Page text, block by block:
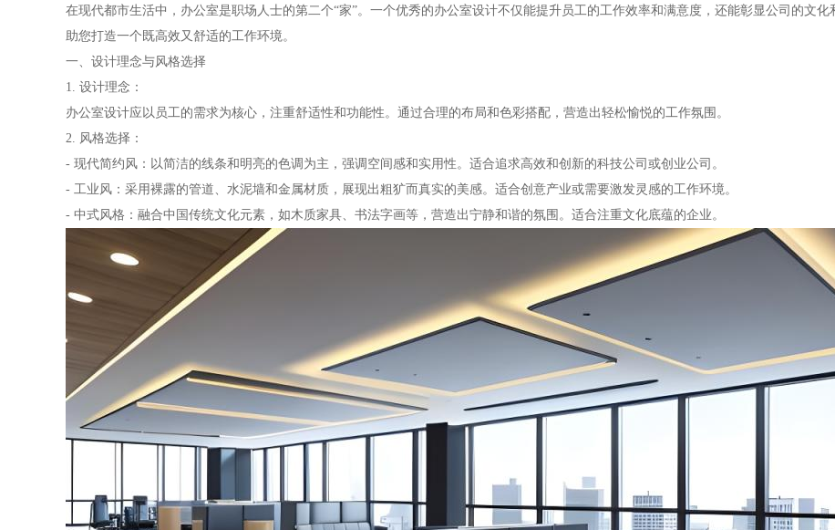
在现代都市生活中，办公室是职场人士的第二个“家”。一个优秀的办公室设计不仅能提升员工的工作效率和满意度，还能彰显公司的文
助您打造一个既高效又舒适的工作环境。
一、设计理念与风格选择
1. 设计理念：
办公室设计应以员工的需求为核心，注重舒适性和功能性。通过合理的布局和色彩搭配，营造出轻松愉悦的工作氛围。
2. 风格选择：
- 现代简约风：以简洁的线条和明亮的色调为主，强调空间感和实用性。适合追求高效和创新的科技公司或创业公司。
- 工业风：采用裸露的管道、水泥墙和金属材质，展现出粗犷而真实的美感。适合创意产业或需要激发灵感的工作环境。
- 中式风格：融合中国传统文化元素，如木质家具、书法字画等，营造出宁静和谐的氛围。适合注重文化底蕴的企业。